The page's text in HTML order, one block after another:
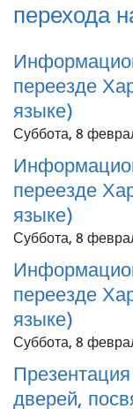
перехода
переезде
языке)
Суббота, 8
переезде
языке)
Суббота, 8
переезде
языке)
Суббота, 8
дверей,